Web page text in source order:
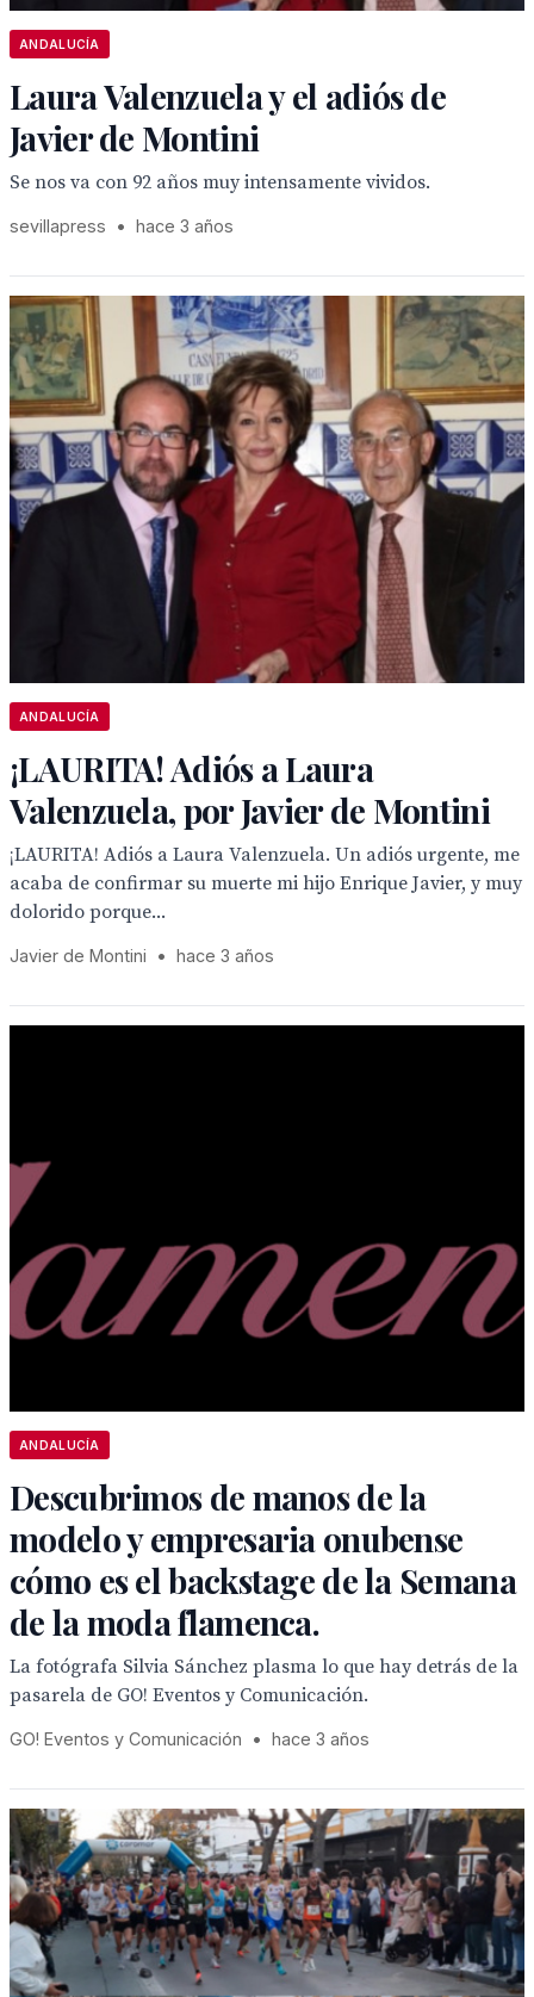
ANDALUCÍA
Laura Valenzuela y el adiós de
Javier de Montini
Se nos va con 92 años muy intensamente vividos.
sevillapress • hace 3 años
ANDALUCÍA
¡LAURITA! Adiós a Laura
Valenzuela, por Javier de Montini
¡LAURITA! Adiós a Laura Valenzuela. Un adiós urgente, me
acaba de confirmar su muerte mi hijo Enrique Javier, y muy
dolorido porque...
Javier de Montini • hace 3 años
ANDALUCÍA
Descubrimos de manos de la
modelo y empresaria onubense
cómo es el backstage de la Semana
de la moda flamenca.
La fotógrafa Silvia Sánchez plasma lo que hay detrás de la
pasarela de GO! Eventos y Comunicación.
GO! Eventos y Comunicación • hace 3 años